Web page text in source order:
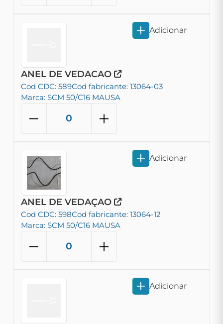
ANEL DE VEDACAO
Cod CDC: 589Cod fabricante: 13064-03
Marca: SCM 50/C16 MAUSA
Adicionar
ANEL DE VEDAÇAO
Cod CDC: 598Cod fabricante: 13064-12
Marca: SCM 50/C16 MAUSA
Adicionar
Adicionar